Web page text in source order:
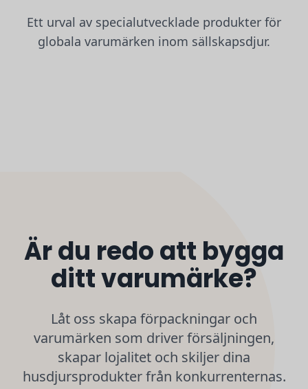
Ett urval av specialutvecklade produkter för
globala varumärken inom sällskapsdjur.
Är du redo att bygga
ditt varumärke?
Låt oss skapa förpackningar och
varumärken som driver försäljningen,
skapar lojalitet och skiljer dina
husdjursprodukter från konkurrenternas.